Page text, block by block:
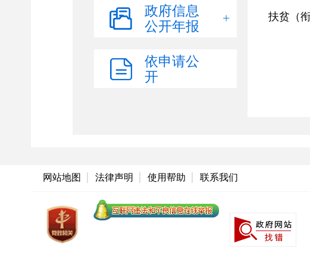
食品药品监管
乡村振兴
教育领域
稳岗就业
劳动权益保障
政府信息
公开年报
依申请公
开
网站地图 法律声明 使用帮助 联系我们